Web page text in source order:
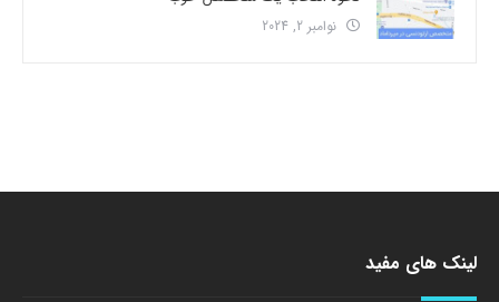
نوامبر 2, 2024
لینک های مفید